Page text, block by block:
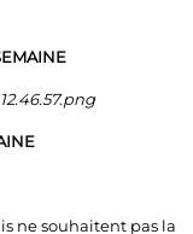
ne souhaitent pas la